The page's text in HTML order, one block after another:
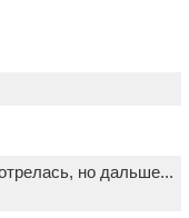
но дальше...